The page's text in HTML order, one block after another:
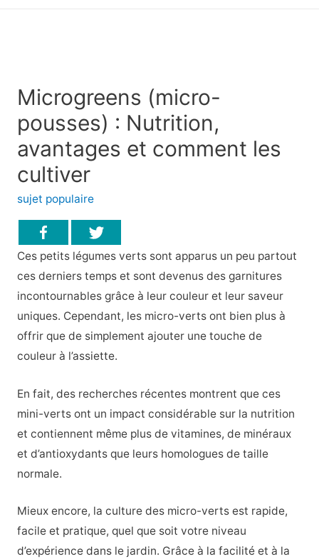
Microgreens (micro-
pousses) : Nutrition,
avantages et comment les
cultiver
sujet populaire
Ces petits légumes verts sont apparus un peu partout
ces derniers temps et sont devenus des garnitures
incontournables grâce à leur couleur et leur saveur
uniques. Cependant, les micro-verts ont bien plus à
offrir que de simplement ajouter une touche de
couleur à l’assiette.
En fait, des recherches récentes montrent que ces
mini-verts ont un impact considérable sur la nutrition
et contiennent même plus de vitamines, de minéraux
et d’antioxydants que leurs homologues de taille
normale.
Mieux encore, la culture des micro-verts est rapide,
facile et pratique, quel que soit votre niveau
d’expérience dans le jardin. Grâce à la facilité et à la